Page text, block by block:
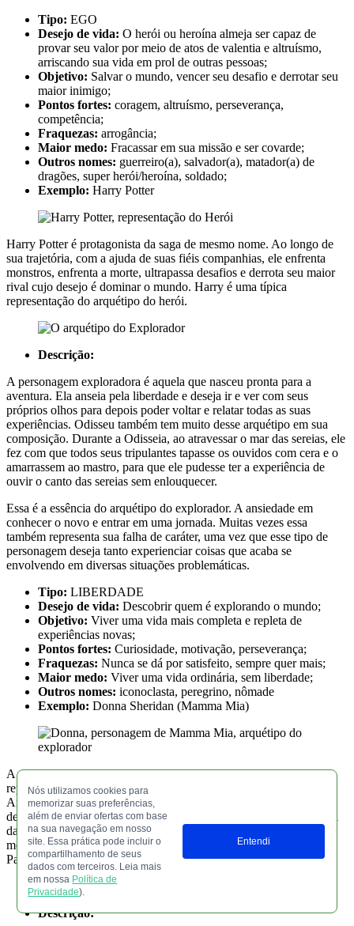
Nós utilizamos cookies para
memorizar suas preferências,
além de enviar ofertas com base
na sua navegação em nosso
site. Essa prática pode incluir o
compartilhamento de seus
dados com terceiros. Leia mais
em nossa Política de
Privacidade).
Entendi
Tipo: EGO
Desejo de vida: O herói ou heroína almeja ser capaz de
provar seu valor por meio de atos de valentia e altruísmo,
arriscando sua vida em prol de outras pessoas;
Objetivo: Salvar o mundo, vencer seu desafio e derrotar seu
maior inimigo;
Pontos fortes: coragem, altruísmo, perseverança,
competência;
Fraquezas: arrogância;
Maior medo: Fracassar em sua missão e ser covarde;
Outros nomes: guerreiro(a), salvador(a), matador(a) de
dragões, super herói/heroína, soldado;
Exemplo: Harry Potter
Harry Potter é protagonista da saga de mesmo nome. Ao longo de
sua trajetória, com a ajuda de suas fiéis companhias, ele enfrenta
monstros, enfrenta a morte, ultrapassa desafios e derrota seu maior
rival cujo desejo é dominar o mundo. Harry é uma típica
representação do arquétipo do herói.
Descrição:
A personagem exploradora é aquela que nasceu pronta para a
aventura. Ela anseia pela liberdade e deseja ir e ver com seus
próprios olhos para depois poder voltar e relatar todas as suas
experiências. Odisseu também tem muito desse arquétipo em sua
composição. Durante a Odisseia, ao atravessar o mar das sereias, ele
fez com que todos seus tripulantes tapasse os ouvidos com cera e o
amarrassem ao mastro, para que ele pudesse ter a experiência de
ouvir o canto das sereias sem enlouquecer.
Essa é a essência do arquétipo do explorador. A ansiedade em
conhecer o novo e entrar em uma jornada. Muitas vezes essa
também representa sua falha de caráter, uma vez que esse tipo de
personagem deseja tanto experienciar coisas que acaba se
envolvendo em diversas situações problemáticas.
Tipo: LIBERDADE
Desejo de vida: Descobrir quem é explorando o mundo;
Objetivo: Viver uma vida mais completa e repleta de
experiências novas;
Pontos fortes: Curiosidade, motivação, perseverança;
Fraquezas: Nunca se dá por satisfeito, sempre quer mais;
Maior medo: Viver uma vida ordinária, sem liberdade;
Outros nomes: iconoclasta, peregrino, nômade
Exemplo: Donna Sheridan (Mamma Mia)
A personagem de Meryl Streep no musical “Mamma Mia”
representa perfeitamente a essência do arquétipo do explorador.
Ainda jovem, Donna fugiu de sua família para viver aventuras
desconhecidas em outros países. Grávida e sem saber quem é o pai
da criança, ela se refugiou em uma ilha da Grécia e acabou
montando seu próprio hotel, cuidando da filha por conta própria.
Para ela, o mais importante é a liberdade.
Descrição: